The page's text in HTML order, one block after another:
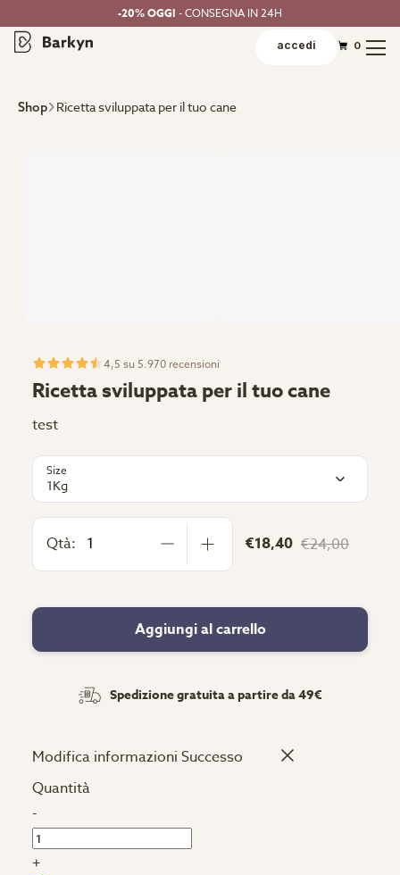
-20% OGGI - CONSEGNA IN 24H
accedi 0
Shop Ricetta sviluppata per il tuo cane
4,5 su 5.970 recensioni
Ricetta sviluppata per il tuo cane
test
Size
1Kg
Qtà: €18,40 €24,00
Aggiungi al carrello
Spedizione gratuita a partire da 49€
Modifica informazioni Successo
Quantità
-
+